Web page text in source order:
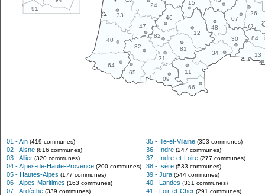
91
11
12
13
15
24
26
30
31
32
33
34
40
46
47
48
64
65
66
07
09
81
82 84
01 - Ain (419 communes)
02 - Aisne (816 communes)
03 - Allier (320 communes)
04 - Alpes-de-Haute-Provence (200 communes)
05 - Hautes-Alpes (177 communes)
06 - Alpes-Maritimes (163 communes)
07 - Ardèche (339 communes)
35 - Ille-et-Vilaine (353 communes)
36 - Indre (247 communes)
37 - Indre-et-Loire (277 communes)
38 - Isère (533 communes)
39 - Jura (544 communes)
40 - Landes (331 communes)
41 - Loir-et-Cher (291 communes)